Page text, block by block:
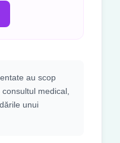
au scop
medical,
unui